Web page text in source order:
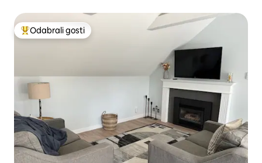
Među najviše rangiranima s oznakom „Odabrali gosti”
Odabrali gosti